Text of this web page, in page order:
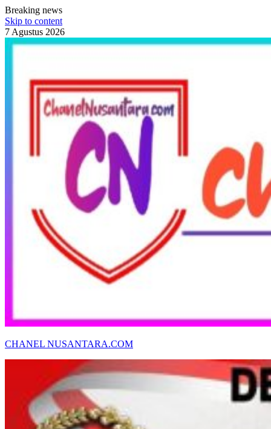
Breaking news
Skip to content
7 Agustus 2026
CHANEL NUSANTARA.COM